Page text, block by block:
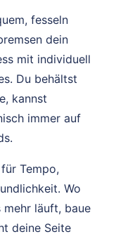
fesseln
dein
mit individuell
Du behältst
kannst
immer auf
Tempo,
Wo
mehr läuft, baue
deine Seite